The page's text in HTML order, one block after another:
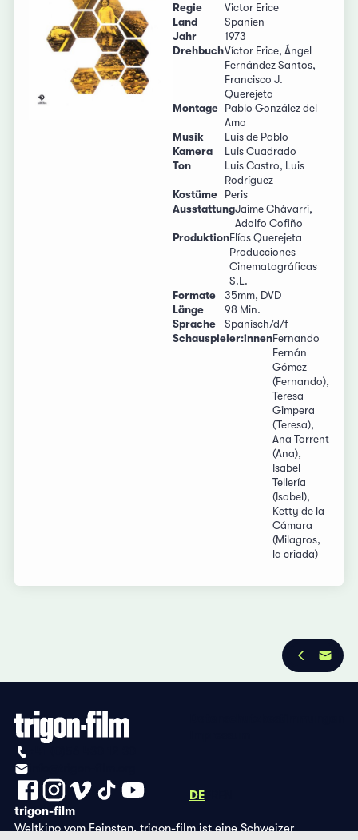
Regie
Victor Erice
Land
Spanien
Jahr
1973
DrehbuchVíctor Erice, Ángel
Fernández Santos,
Francisco J.
Querejeta
Montage Pablo González del
Amo
Musik
Luis de Pablo
Kamera
Luis Cuadrado
Ton
Luis Castro, Luis
Rodríguez
Kostüme
Peris
AusstattungJaime Chávarri,
Adolfo Cofiño
ProduktionElías Querejeta
Producciones
Cinematográficas
S.L.
Formate
35mm, DVD
Länge
98 Min.
Sprache
Spanisch/d/f
Schauspieler:innenFernando
Fernán
Gómez
(Fernando),
Teresa
Gimpera
(Teresa),
Ana Torrent
(Ana),
Isabel
Tellería
(Isabel),
Ketty de la
Cámara
(Milagros,
la criada)
DE
trigon-film
Weltkino vom Feinsten. trigon-film ist eine Schweizer